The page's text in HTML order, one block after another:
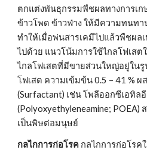
ตกแต่งพันธุกรรมพืชผลทางการเก
ข้าวโพด ข้าวฟ่าง ให้มีความทนท
ทำให้เมื่อพ่นสารเคมีไปแล้วพืชผ
ไปด้วย แนวโน้มการใช้ไกลโฟเส
ไกลโฟเสตที่มีขายส่วนใหญ่อยู่ในรู
โฟเสต ความเข้มข้น 0.5 – 41 %
(Surfactant) เช่น โพลีออกซีเอทิล
(Polyoxyethyleneamine; POEA)
เป็นพิษต่อมนุษย์
กลไกการก่อโรค กลไกการก่อโรค